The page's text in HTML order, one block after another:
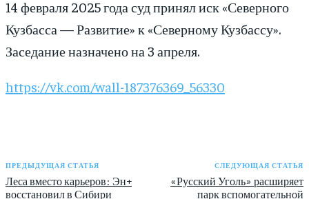
14 февраля 2025 года суд принял иск «Северного
Кузбасса — Развитие» к «Северному Кузбассу».
Заседание назначено на 3 апреля.
https://vk.com/wall-187376369_56330
ПРЕДЫДУЩАЯ СТАТЬЯ
Леса вместо карьеров: Эн+
восстановил в Сибири
СЛЕДУЮЩАЯ СТАТЬЯ
«Русский Уголь» расширяет
парк вспомогательной